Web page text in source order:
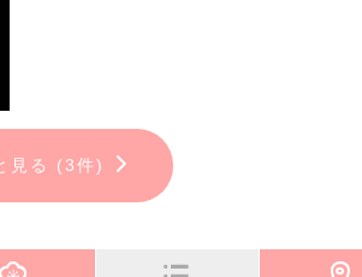
見る (3件)